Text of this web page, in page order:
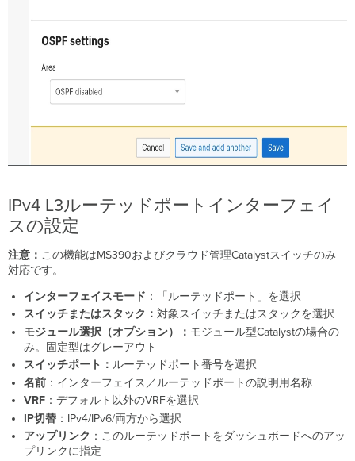
IPv4 L3ルーテッドポートインターフェイ
スの設定
注意： この機能はMS390およびクラウド管理Catalystスイッチのみ
対応です。
インターフェイスモード ：「ルーテッドポート」を選択
スイッチまたはスタック： 対象スイッチまたはスタックを選択
モジュール選択（オプション）： モジュール型Catalystの場合の
み。固定型はグレーアウト
スイッチポート： ルーテッドポート番号を選択
名前：インターフェイス／ルーテッドポートの説明用名称
VRF：デフォルト以外のVRFを選択
IP切替：IPv4/IPv6/両方から選択
アップリンク ：このルーテッドポートをダッシュボードへのアッ
プリンクに指定